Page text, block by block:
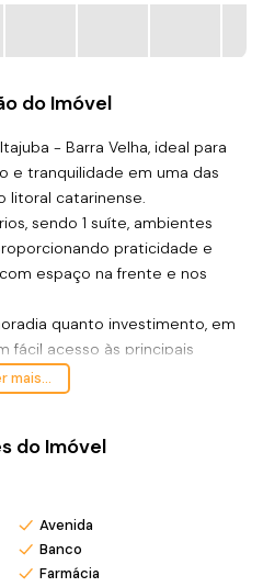
do Imóvel
- Barra Velha, ideal para
e tranquilidade em uma das
litoral catarinense.
sendo 1 suíte, ambientes
praticidade e
espaço na frente e nos
quanto investimento, em
fácil acesso às principais
150m²
de lazer
investir no litoral
ou investir.
mais...
do Imóvel
Avenida
Banco
Farmácia